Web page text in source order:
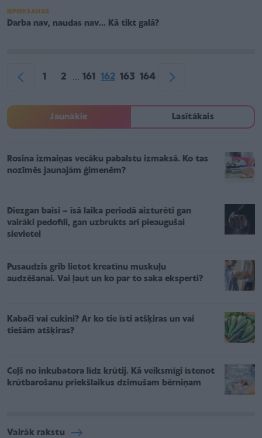
IEPIRKŠANĀS
Darba nav, naudas nav... Kā tikt galā?
1 2 ... 161 162 163 164
Jaunākie Lasītākais
Rosina izmaiņas vecāku pabalstu izmaksā. Ko tas
nozīmēs jaunajām ģimenēm?
Diezgan baisi – īsā laika periodā aizturēti gan
vairāki pedofili, gan uzbrukts arī pieaugušai
sievietei
Pusaudzis grib lietot kreatīnu muskuļu
audzēšanai. Vai ļaut un ko par to saka eksperti?
Kabači vai cukini? Ar ko tie īsti atšķiras un vai
tiešām atšķiras?
Ceļš no inkubatora līdz krūtij. Kā veiksmīgi īstenot
krūtbarošanu priekšlaikus dzimušam bērniņam
Vairāk rakstu